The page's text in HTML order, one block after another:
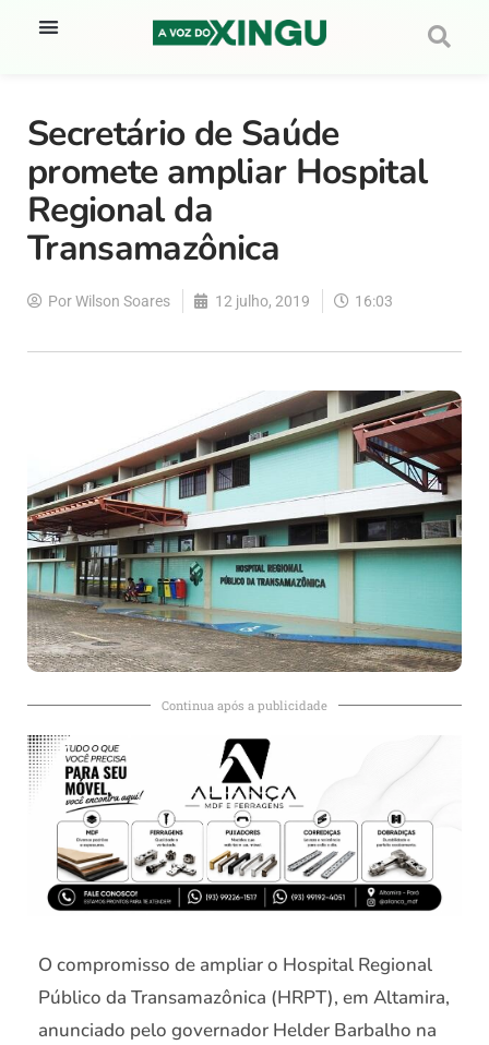
Secretário de Saúde
promete ampliar Hospital
Regional da
Transamazônica
PorWilson Soares 12 julho, 2019 16:03
Continua após a publicidade
O compromisso de ampliar o Hospital Regional
Público da Transamazônica (HRPT), em Altamira,
anunciado pelo governador Helder Barbalho na